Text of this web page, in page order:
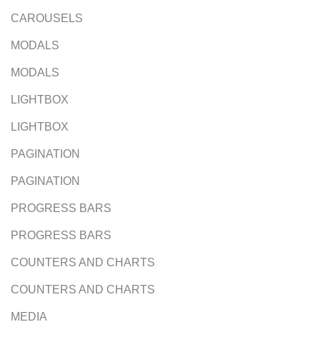
CAROUSELS
MODALS
MODALS
LIGHTBOX
LIGHTBOX
PAGINATION
PAGINATION
PROGRESS BARS
PROGRESS BARS
COUNTERS AND CHARTS
COUNTERS AND CHARTS
MEDIA